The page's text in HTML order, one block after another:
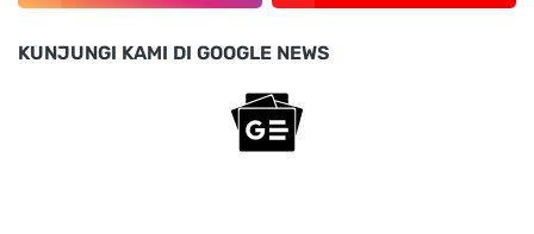
KUNJUNGI KAMI DI GOOGLE NEWS